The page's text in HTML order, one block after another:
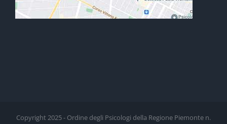
Copyright 2025 - Ordine degli Psicologi della Regione Piemonte n.